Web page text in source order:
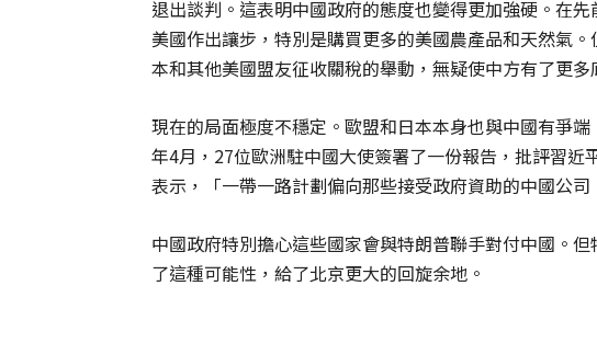
退出談判。這表明中國政府的態度也變得更加強硬。在
美國作出讓步，特別是購買更多的美國農產品和天然氣
本和其他美國盟友征收關稅的舉動，無疑使中方有了更多
現在的局面極度不穩定。歐盟和日本本身也與中國有爭
年4月，27位歐洲駐中國大使簽署了一份報告，批評習
表示，「一帶一路計劃偏向那些接受政府資助的中國公
中國政府特別擔心這些國家會與特朗普聯手對付中國。
了這種可能性，給了北京更大的回旋余地。